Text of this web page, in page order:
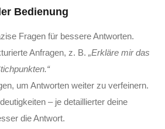
Bedienung
Fragen für bessere Antworten.
Anfragen, z. B. „Erkläre mir das
um Antworten weiter zu verfeinern.
– je detaillierter deine
die Antwort.